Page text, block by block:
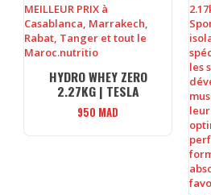
HYDRO WHEY ZERO
2.27KG | TESLA
950 MAD